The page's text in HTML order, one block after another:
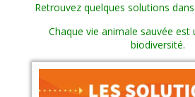
Retrouvez quelques solutions
Chaque vie animale sauvée est
biodiversité.